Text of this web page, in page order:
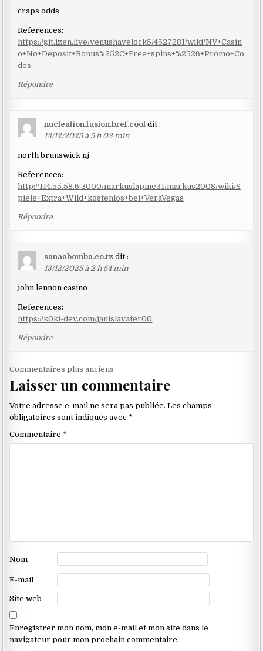
craps odds
References:
https://git.izen.live/venushavelock5/4527281/wiki/NV+Casin
o+No+Deposit+Bonus%252C+Free+spins+%2526+Promo+Co
des
Répondre
nucleation.fusion.bref.cool dit :
13/12/2025 à 5 h 03 min
north brunswick nj
References:
http://114.55.58.6:3000/markuslapine31/markus2008/wiki/S
piele+Extra+Wild+kostenlos+bei+VeraVegas
Répondre
sanaabomba.co.tz dit :
13/12/2025 à 2 h 54 min
john lennon casino
References:
https://k0ki-dev.com/janislavater00
Répondre
Navigation
dans
les
commentaires
Commentaires plus anciens
Laisser un commentaire
Votre adresse e-mail ne sera pas publiée. Les champs
obligatoires sont indiqués avec *
Commentaire *
Nom
E-mail
Site web
Enregistrer mon nom, mon e-mail et mon site dans le
navigateur pour mon prochain commentaire.